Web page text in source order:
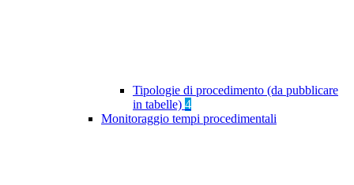
Tipologie di procedimento (da pubblicare
in tabelle) 4
Monitoraggio tempi procedimentali